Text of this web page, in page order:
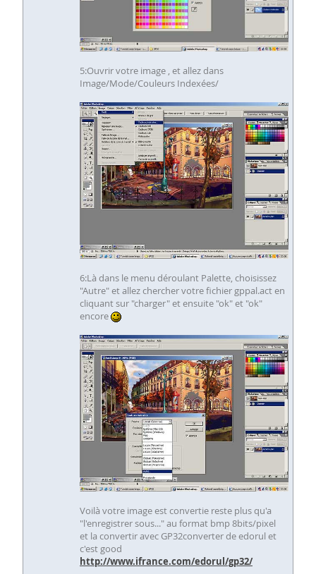
5:Ouvrir votre image , et allez dans
Image/Mode/Couleurs Indexées/
6:Là dans le menu déroulant Palette, choisissez
"Autre" et allez chercher votre fichier gppal.act en
cliquant sur "charger" et ensuite "ok" et "ok"
encore
Voilà votre image est convertie reste plus qu'a
"l'enregistrer sous..." au format bmp 8bits/pixel
et la convertir avec GP32converter de edorul et
c'est good
http://www.ifrance.com/edorul/gp32/